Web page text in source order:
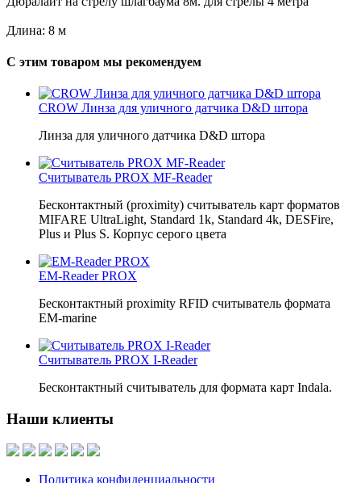
Длина: 8 м
С этим товаром мы рекомендуем
CROW Линза для уличного датчика D&D штора
Линза для уличного датчика D&D штора
Считыватель PROX MF-Reader
Бесконтактный (proximity) считыватель карт форматов
MIFARE UltraLight, Standard 1k, Standard 4k, DESFire,
Plus и Plus S. Корпус серого цвета
EM-Reader PROX
Бесконтактный proximity RFID считыватель формата
ЕМ-marine
Считыватель PROX I-Reader
Бесконтактный считыватель для формата карт Indala.
Наши клиенты
Политика конфиденциальности